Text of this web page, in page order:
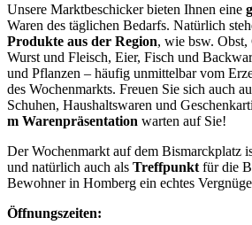
Unsere Marktbeschicker bieten Ihnen eine
Waren des täglichen Bedarfs. Natürlich
Produkte aus der Region, wie bsw.
Wurst und Fleisch, Eier, Fisch und
und Pflanzen – häufig unmittelbar vom
des Wochenmarkts. Freuen Sie sich auch
Schuhen, Haushaltswaren und
m Warenpräsentation warten auf Sie!
Der Wochenmarkt auf dem Bismarckplatz
und natürlich auch als Treffpunkt für die
Bewohner in Homberg ein echtes
Öffnungszeiten: